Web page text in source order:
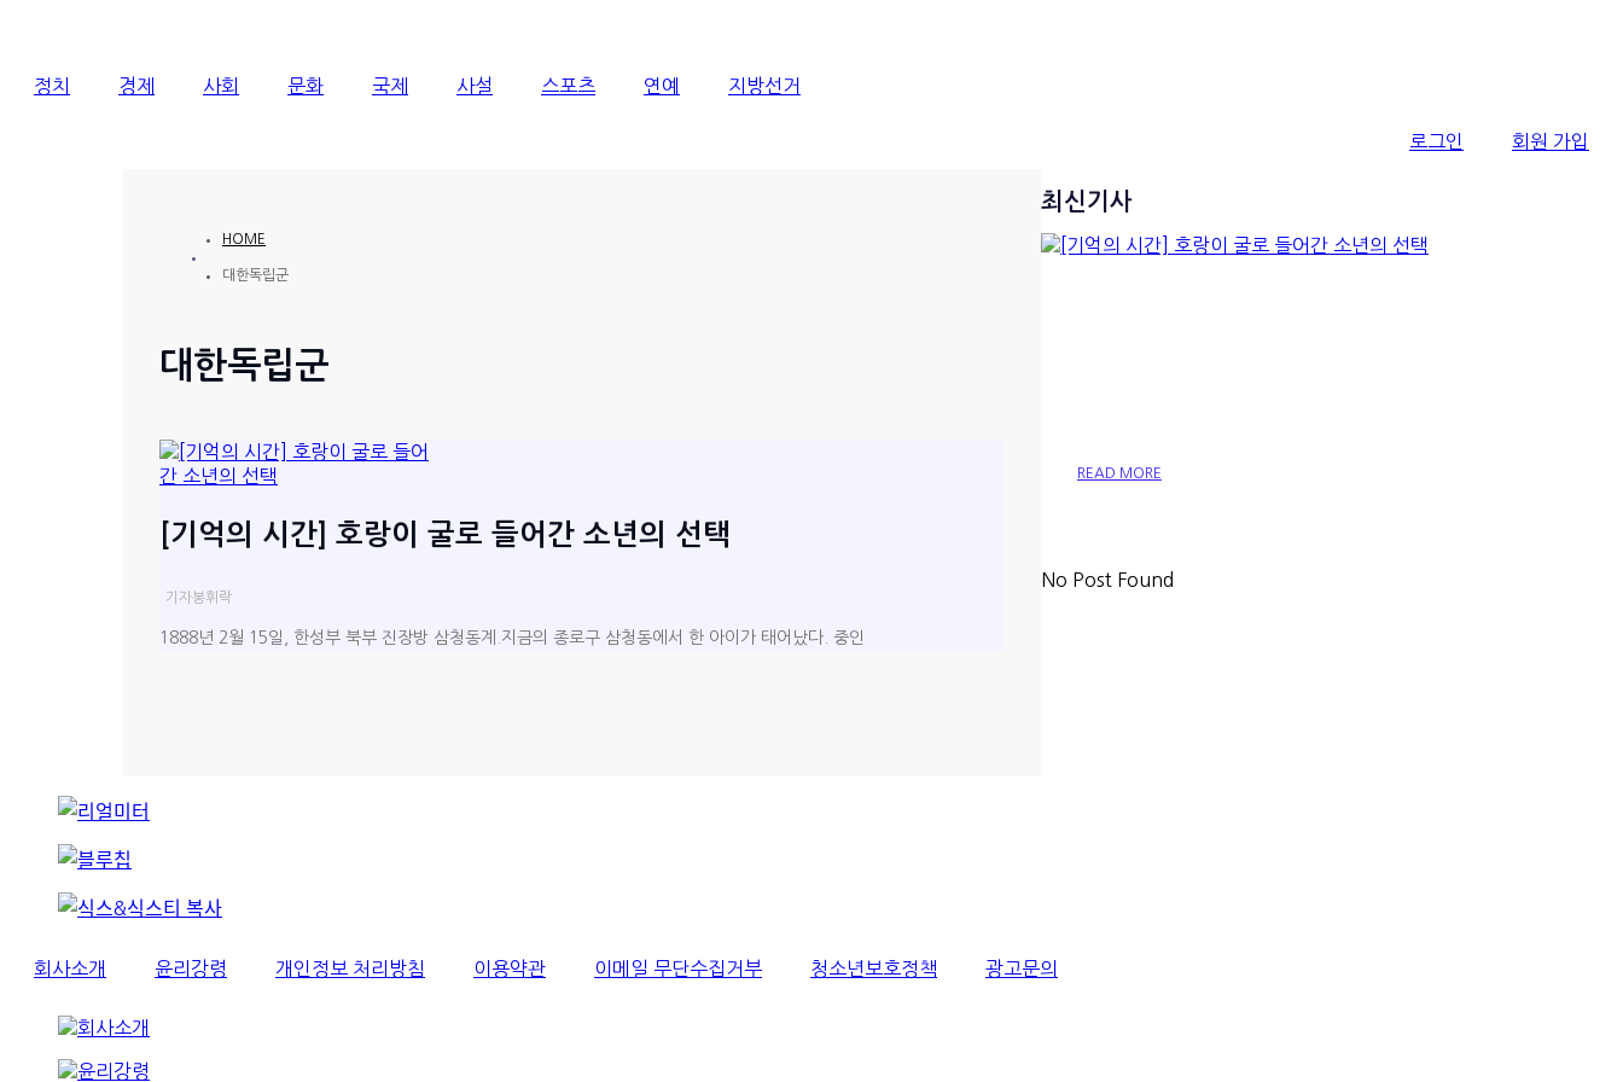
정치 경제 사회 문화 국제 사설 스포츠 연예 지방선거
로그인 회원 가입
HOME
대한독립군
대한독립군
[기억의 시간] 호랑이 굴로 들어간 소년의 선택
기자봉휘락
1888년 2월 15일, 한성부 북부 진장방 삼청동계.지금의 종로구 삼청동에서 한 아이가 태어났다. 중인
최신기사
READ MORE
No Post Found
회사소개 윤리강령 개인정보 처리방침 이용약관 이메일 무단수집거부 청소년보호정책 광고문의